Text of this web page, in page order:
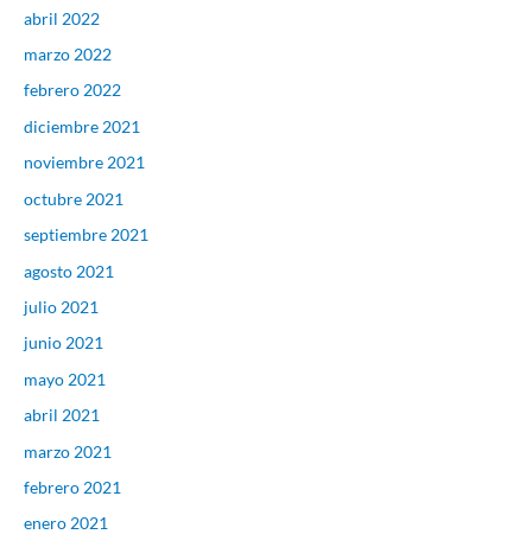
abril 2022
marzo 2022
febrero 2022
diciembre 2021
noviembre 2021
octubre 2021
septiembre 2021
agosto 2021
julio 2021
junio 2021
mayo 2021
abril 2021
marzo 2021
febrero 2021
enero 2021